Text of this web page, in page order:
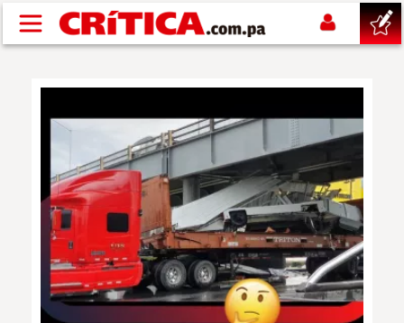
Pasar al contenido principal
SUCESOS
NACIONAL
POLÍTICA
SHOW